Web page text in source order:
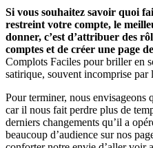
Si vous souhaitez savoir quoi
restreint votre compte, le
donner, c’est d’attribuer des
comptes et de créer une page
Complots Faciles pour briller en
satirique, souvent incomprise par
Pour terminer, nous envisageons
car il nous fait perdre plus de
derniers changements qu’il a
beaucoup d’audience sur nos